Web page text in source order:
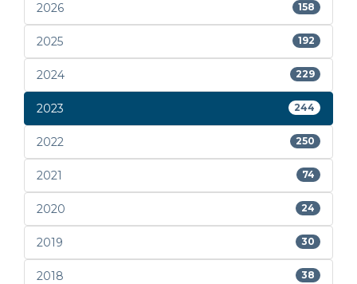
2026 158
2025 192
2024 229
2023 244
2022 250
2021 74
2020 24
2019 30
2018 38